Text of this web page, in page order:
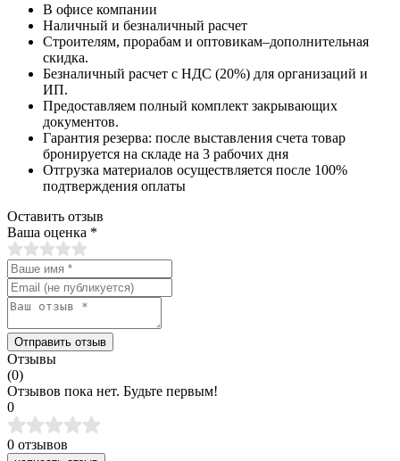
В офисе компании
Наличный и безналичный расчет
Строителям, прорабам и оптовикам–дополнительная
скидка.
Безналичный расчет с НДС (20%) для организаций и
ИП.
Предоставляем полный комплект закрывающих
документов.
Гарантия резерва: после выставления счета товар
бронируется на складе на 3 рабочих дня
Отгрузка материалов осуществляется после 100%
подтверждения оплаты
Оставить отзыв
Ваша оценка *
Отправить отзыв
Отзывы
(0)
Отзывов пока нет. Будьте первым!
0
0 отзывов